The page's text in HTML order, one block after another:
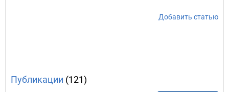
Добавить статью
Публикации (121)